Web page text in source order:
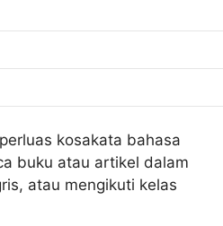
kosakata bahasa
buku atau artikel dalam
atau mengikuti kelas